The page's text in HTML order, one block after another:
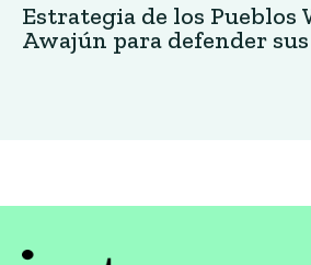
Estrategia de los Pueblos
Awajún para defender